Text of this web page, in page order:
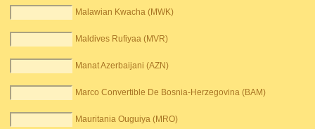
Malawian Kwacha (MWK)
Maldives Rufiyaa (MVR)
Manat Azerbaijani (AZN)
Marco Convertible De Bosnia-Herzegovina (BAM)
Mauritania Ouguiya (MRO)